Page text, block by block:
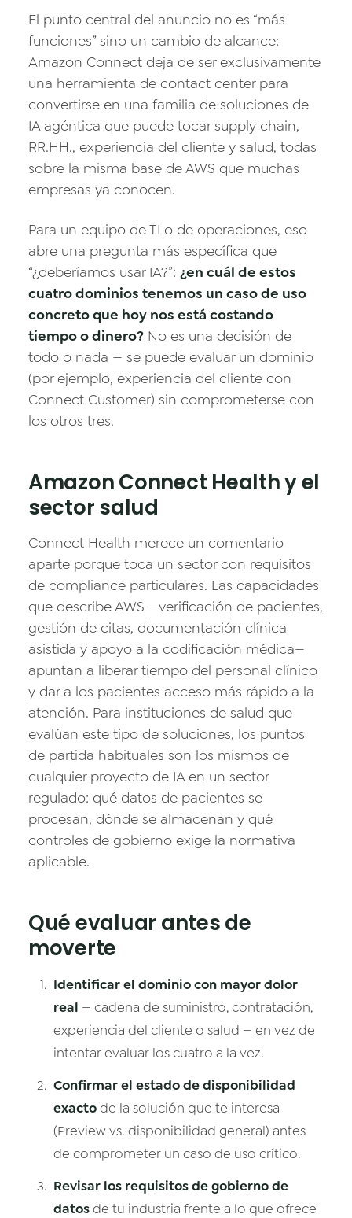
El punto central del anuncio no es “más
funciones” sino un cambio de alcance:
Amazon Connect deja de ser exclusivamente
una herramienta de contact center para
convertirse en una familia de soluciones de
IA agéntica que puede tocar supply chain,
RR.HH., experiencia del cliente y salud, todas
sobre la misma base de AWS que muchas
empresas ya conocen.
Para un equipo de TI o de operaciones, eso
abre una pregunta más específica que
“¿deberíamos usar IA?”: ¿en cuál de estos
cuatro dominios tenemos un caso de uso
concreto que hoy nos está costando
tiempo o dinero? No es una decisión de
todo o nada — se puede evaluar un dominio
(por ejemplo, experiencia del cliente con
Connect Customer) sin comprometerse con
los otros tres.
Amazon Connect Health y el
sector salud
Connect Health merece un comentario
aparte porque toca un sector con requisitos
de compliance particulares. Las capacidades
que describe AWS —verificación de pacientes,
gestión de citas, documentación clínica
asistida y apoyo a la codificación médica—
apuntan a liberar tiempo del personal clínico
y dar a los pacientes acceso más rápido a la
atención. Para instituciones de salud que
evalúan este tipo de soluciones, los puntos
de partida habituales son los mismos de
cualquier proyecto de IA en un sector
regulado: qué datos de pacientes se
procesan, dónde se almacenan y qué
controles de gobierno exige la normativa
aplicable.
Qué evaluar antes de
moverte
Identificar el dominio con mayor dolor
real — cadena de suministro, contratación,
experiencia del cliente o salud — en vez de
intentar evaluar los cuatro a la vez.
Confirmar el estado de disponibilidad
exactode la solución que te interesa
(Preview vs. disponibilidad general) antes
de comprometer un caso de uso crítico.
Revisar los requisitos de gobierno de
datosde tu industria frente a lo que ofrece